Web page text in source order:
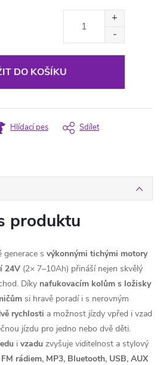
DO KOŠÍKU
Hlídací pes Sdílet
produktu
generace s výkonnými tichými motory
24V (2× 7–10Ah) přináší nejen skvělý
Díky nafukovacím kolům s ložisky
si hravě poradí i s nerovným
rychlosti a možnost jízdy vpřed i vzad
jízdu pro jedno nebo dvě děti.
i vzadu zvyšuje viditelnost a stylový
rádiem, MP3, Bluetooth, USB, AUX